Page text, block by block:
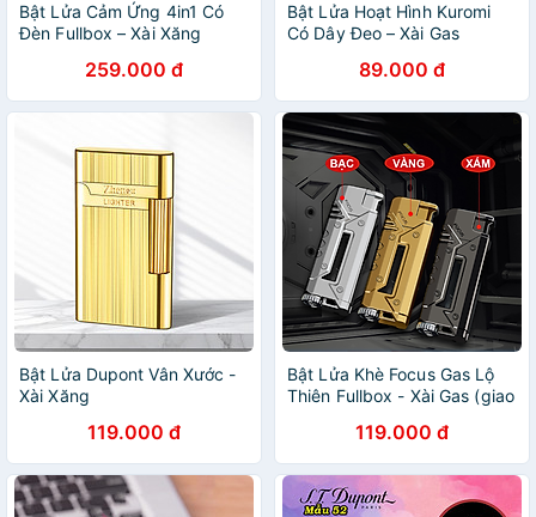
Bật Lửa Cảm Ứng 4in1 Có
Đèn Fullbox – Xài Xăng
259.000 đ
Bật Lửa Hoạt Hình Kuromi
Có Dây Đeo – Xài Gas
89.000 đ
Bật Lửa Dupont Vân Xước -
Xài Xăng
119.000 đ
Bật Lửa Khè Focus Gas Lộ
Thiên Fullbox - Xài Gas (giao
119.000 đ